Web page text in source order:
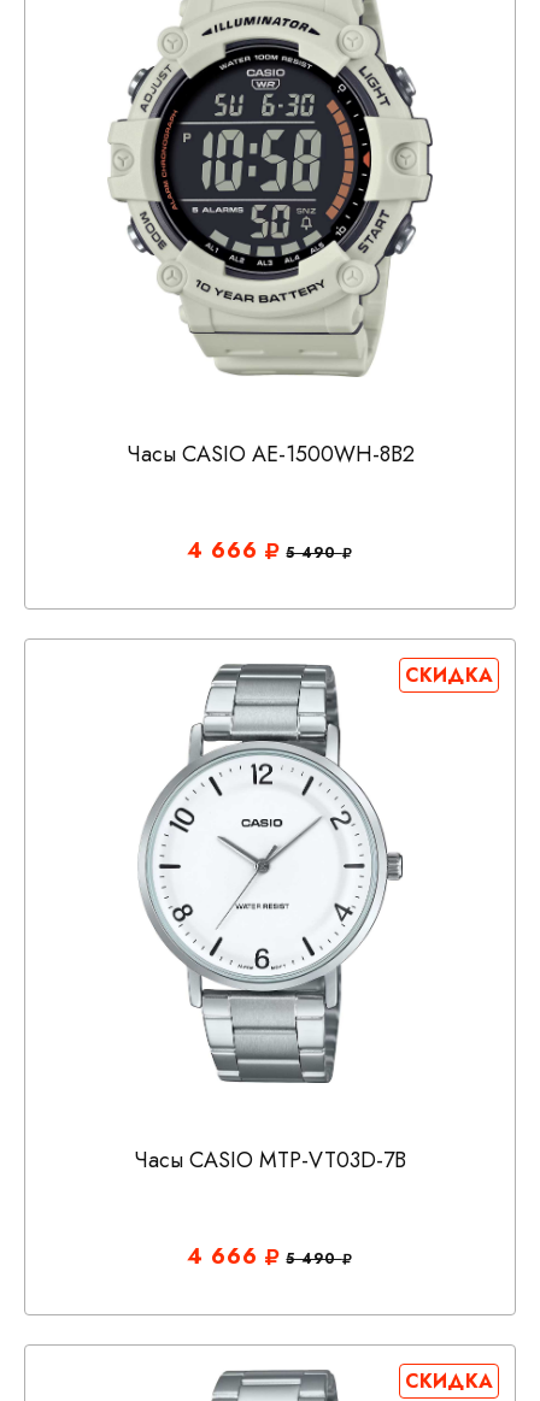
Часы CASIO AE-1500WH-8B2
4 666 5 490
СКИДКА
Часы CASIO MTP-VT03D-7B
4 666 5 490
СКИДКА